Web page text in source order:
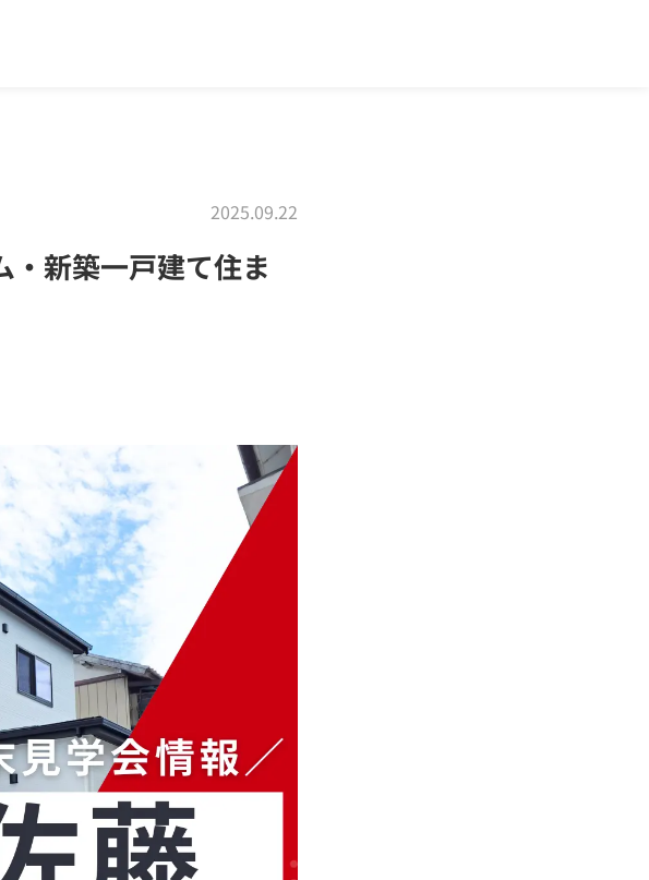
2025.09.22
・新築一戸建て住ま